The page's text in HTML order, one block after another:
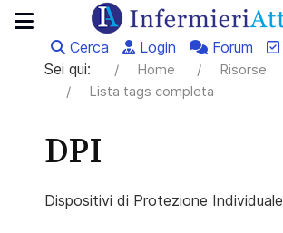
Cerca Login Forum
Sei qui:
Home
Risorse
Lista tags completa
DPI
Dispositivi di Protezione Individuale